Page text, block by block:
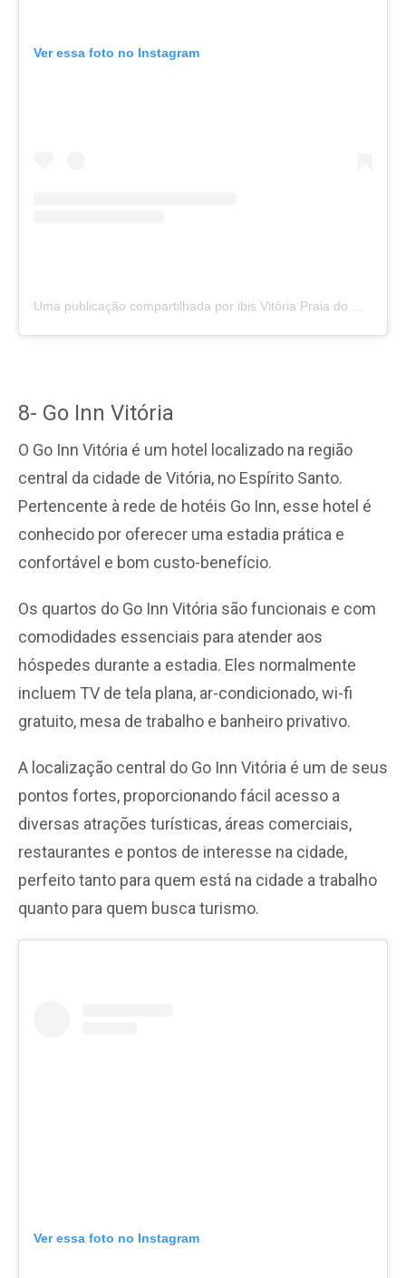
Ver essa foto no Instagram
8- Go Inn Vitória
O Go Inn Vitória é um hotel localizado na região
central da cidade de Vitória, no Espírito Santo.
Pertencente à rede de hotéis Go Inn, esse hotel é
conhecido por oferecer uma estadia prática e
confortável e bom custo-benefício.
Os quartos do Go Inn Vitória são funcionais e com
comodidades essenciais para atender aos
hóspedes durante a estadia. Eles normalmente
incluem TV de tela plana, ar-condicionado, wi-fi
gratuito, mesa de trabalho e banheiro privativo.
A localização central do Go Inn Vitória é um de seus
pontos fortes, proporcionando fácil acesso a
diversas atrações turísticas, áreas comerciais,
restaurantes e pontos de interesse na cidade,
perfeito tanto para quem está na cidade a trabalho
quanto para quem busca turismo.
Ver essa foto no Instagram